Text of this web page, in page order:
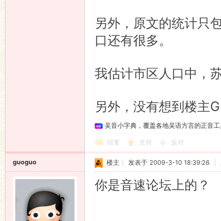
另外，原文的统计只
口还有很多。
我估计市区人口中，
另外，没有想到楼主
吴音小字典，覆盖各地吴语方言的正音
回复 支持 反对
guoguo 楼主 发表于 2009-3-10 18:39:26
你是音速论坛上的？